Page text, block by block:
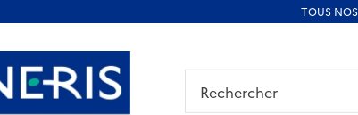
Aller au pied de page